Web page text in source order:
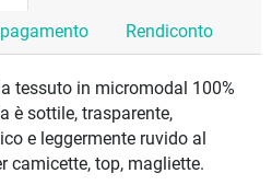
Rendiconto
tessuto in micromodal 100%
è sottile, trasparente,
e leggermente ruvido al
camicette, top, magliette.